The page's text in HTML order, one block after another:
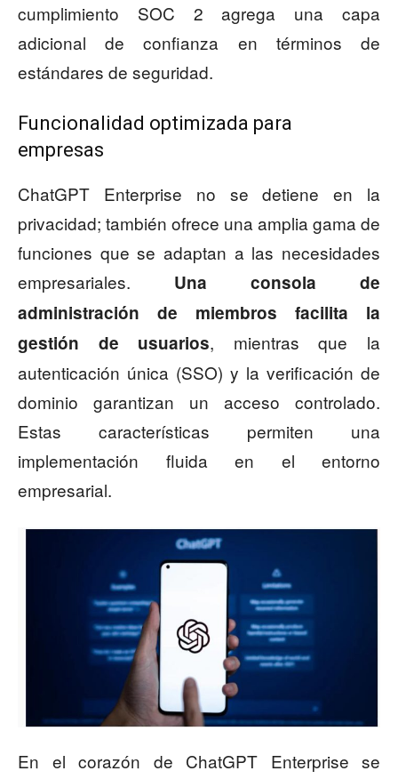
cumplimiento SOC 2 agrega una capa
adicional de confianza en términos de
estándares de seguridad.
Funcionalidad optimizada para
empresas
ChatGPT Enterprise no se detiene en la
privacidad; también ofrece una amplia gama de
funciones que se adaptan a las necesidades
empresariales. Una consola de
administración de miembros facilita la
gestión de usuarios, mientras que la
autenticación única (SSO) y la verificación de
dominio garantizan un acceso controlado.
Estas características permiten una
implementación fluida en el entorno
empresarial.
En el corazón de ChatGPT Enterprise se